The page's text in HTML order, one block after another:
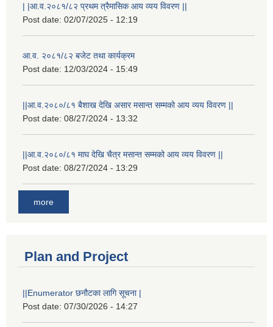
| |आ.व.२०८१/८२ प्रथम त्रैमासिक आय व्यय विवरण ||
Post date: 02/07/2025 - 12:19
आ.व. २०८१/८२ बजेट तथा कार्यक्रम
Post date: 12/03/2024 - 15:49
||आ.व.२०८०/८१ बैशाख देखि असार मसान्त सम्मको आय व्यय विवरण ||
Post date: 08/27/2024 - 13:32
||आ.व.२०८०/८१ माघ देखि चैत्र मसान्त सम्मको आय व्यय विवरण ||
Post date: 08/27/2024 - 13:29
more
Plan and Project
||Enumerator छनौटका लागि सूचना |
Post date: 07/30/2026 - 14:27